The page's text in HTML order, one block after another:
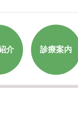
介 診療案内